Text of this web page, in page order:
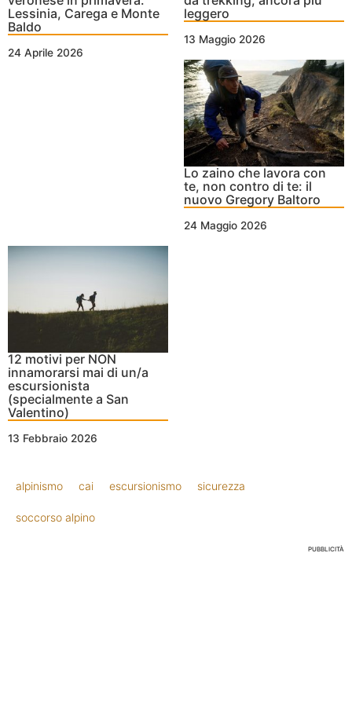
Lessinia, Carega e Monte
Baldo
24 Aprile 2026
leggero
13 Maggio 2026
Lo zaino che lavora con
te, non contro di te: il
nuovo Gregory Baltoro
24 Maggio 2026
12 motivi per NON
innamorarsi mai di un/a
escursionista
(specialmente a San
Valentino)
13 Febbraio 2026
alpinismo cai escursionismo sicurezza
soccorso alpino
PUBBLICITÀ